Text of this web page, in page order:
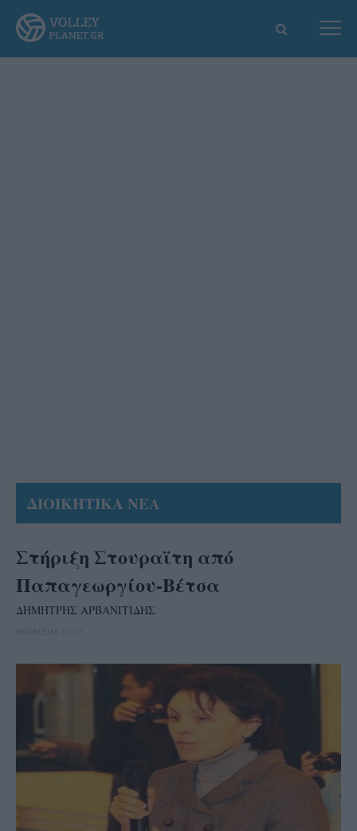
ΔΙΟΙΚΗΤΙΚΑ ΝΕΑ
Στήριξη Στουραϊτη από
Παπαγεωργίου-Βέτσα
ΔΗΜΗΤΡΗΣ ΑΡΒΑΝΙΤΙΔΗΣ